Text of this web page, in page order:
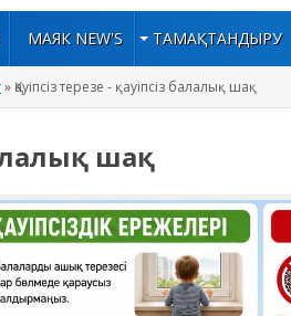
МАЯК NEW'S ТАМАҚТАНДЫРУ
» Қауіпсіз терезе - қауіпсіз балалық шақ
шақ